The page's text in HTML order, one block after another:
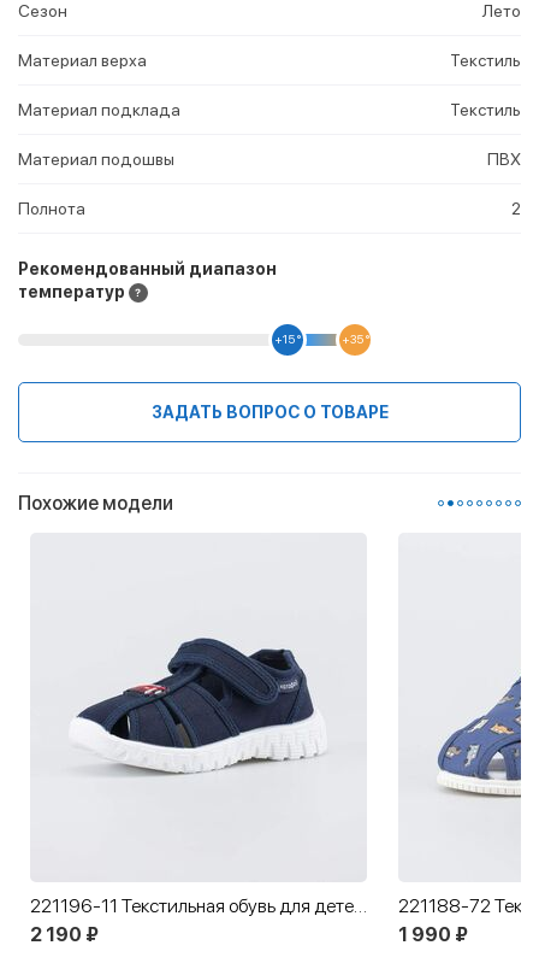
Сезон Лето
Материал верха Текстиль
Материал подклада Текстиль
Материал подошвы ПВХ
Полнота 2
Рекомендованный диапазон
температур
+15 ° +35 °
ЗАДАТЬ ВОПРОС О ТОВАРЕ
Похожие модели
221196-11 Текстильная обувь для детей Авто
2 190 ₽
1 990 ₽